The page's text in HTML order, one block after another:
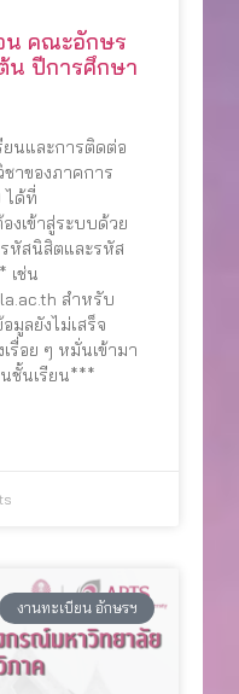
น คณะอักษร
น ปีการศึกษา
นและการติดต่อ
าของภาคการ
ได้ที่
เข้าสู่ระบบด้วย
หัสนิสิตและรหัส
เช่น
สำหรับ
มูลยังไม่เสร็จ
รื่อย ๆ หมั่นเข้ามา
ชั้นเรียน***
งานทะเบียน อักษรฯ